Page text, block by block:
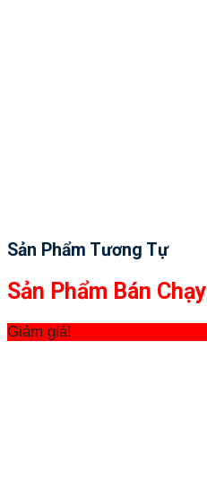
Sản Phẩm Tương Tự
Sản Phẩm Bán Chạy
Giảm giá!